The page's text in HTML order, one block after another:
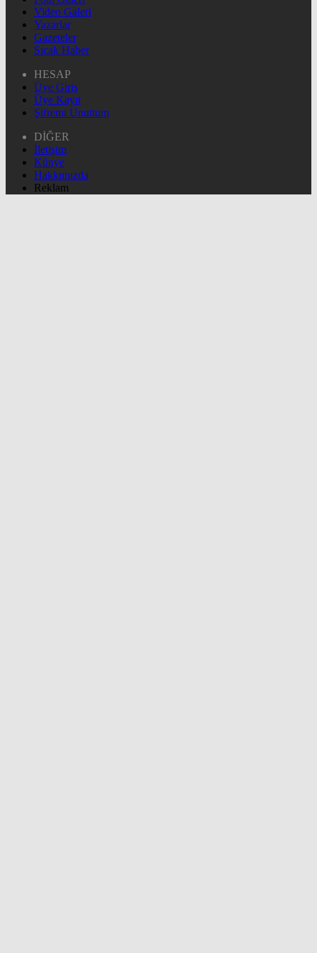
Video Galeri
Yazarlar
Gazeteler
Sıcak Haber
HESAP
Üye Giriş
Üye Kayıt
Şifremi Unuttum
DİĞER
İletişim
Künye
Hakkımızda
Reklam